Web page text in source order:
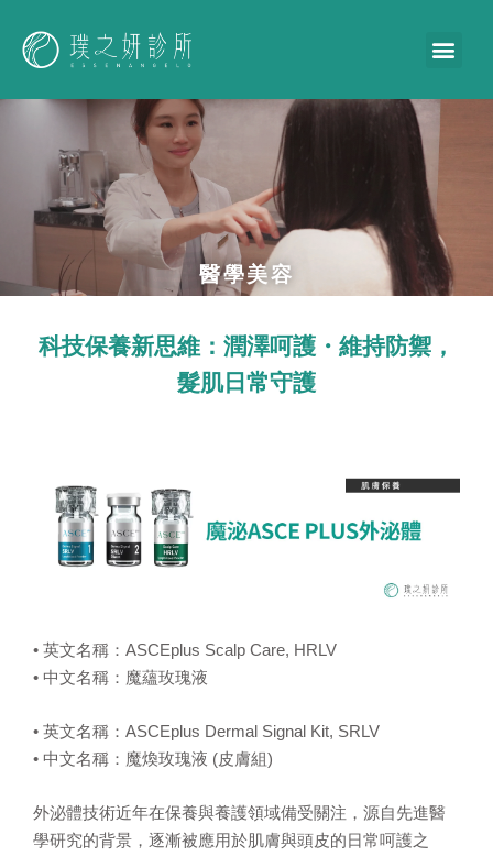
醫學美容
科技保養新思維： 潤澤呵護・維持防禦，
髮肌日常守護
• 英文名稱：ASCEplus Scalp Care, HRLV
• 中文名稱：魔蘊玫瑰液
• 英文名稱：ASCEplus Dermal Signal Kit, SRLV
• 中文名稱：魔煥玫瑰液 (皮膚組)
外泌體技術近年在保養與養護領域備受關注，源自先進醫
學研究的背景，逐漸被應用於肌膚與頭皮的日常呵護之